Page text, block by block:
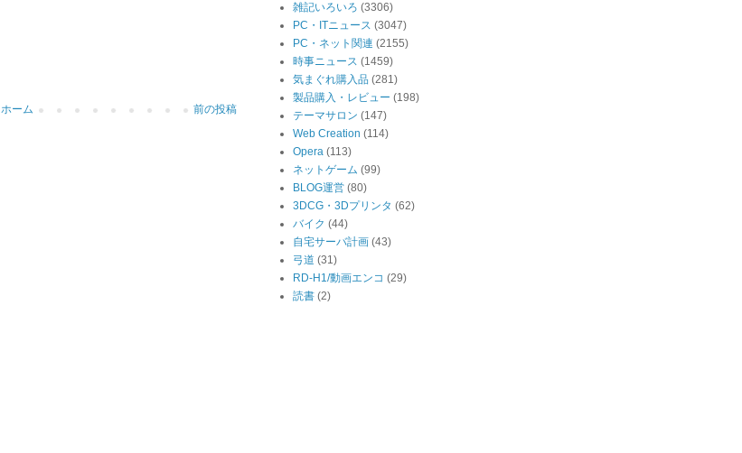
前の投稿
ホーム
雑記いろいろ (3306)
PC・ITニュース (3047)
PC・ネット関連 (2155)
時事ニュース (1459)
気まぐれ購入品 (281)
製品購入・レビュー (198)
テーマサロン (147)
Web Creation (114)
Opera (113)
ネットゲーム (99)
BLOG運営 (80)
3DCG・3Dプリンタ (62)
バイク (44)
自宅サーバ計画 (43)
弓道 (31)
RD-H1/動画エンコ (29)
読書 (2)